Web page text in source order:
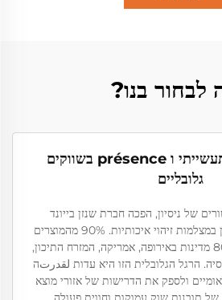
לבחור בנו?
20 שנות ניסיון תעשייתי ו présence בשווקים
גלובליים
של ניסיון, הפכה חברת שנזן בייונד
אלקטרוניקה לשם מהימן במצלמות זיהוי איכותיות. 90% מהמוצרים
שלה מיוצאים ליותר מ-80 מדינות באירופה, אמריקה, המזרח התיכון,
הרגל הגלובלית הזו היא עדות لقدرتה
ולספק את הדרישות של אזורי מוצא